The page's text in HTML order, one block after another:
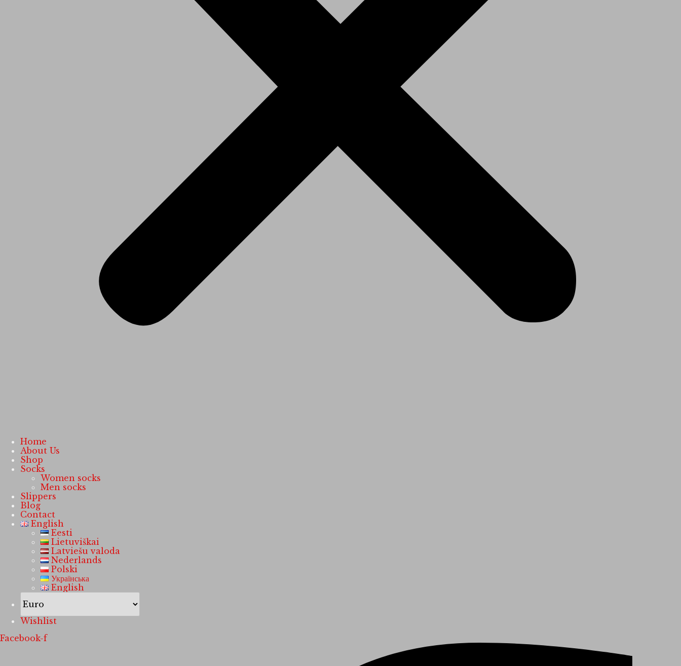
Home
About Us
Shop
Socks
Women socks
Men socks
Slippers
Blog
Contact
English
Eesti
Lietuviškai
Latviešu valoda
Nederlands
Polski
Українська
English
Wishlist
Facebook-f